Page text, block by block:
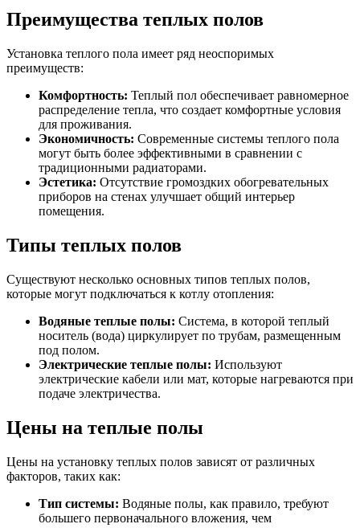
Преимущества теплых полов
Установка теплого пола имеет ряд неоспоримых
преимуществ:
Комфортность: Теплый пол обеспечивает равномерное
распределение тепла, что создает комфортные условия
для проживания.
Экономичность: Современные системы теплого пола
могут быть более эффективными в сравнении с
традиционными радиаторами.
Эстетика: Отсутствие громоздких обогревательных
приборов на стенах улучшает общий интерьер
помещения.
Типы теплых полов
Существуют несколько основных типов теплых полов,
которые могут подключаться к котлу отопления:
Водяные теплые полы: Система, в которой теплый
носитель (вода) циркулирует по трубам, размещенным
под полом.
Электрические теплые полы: Используют
электрические кабели или мат, которые нагреваются при
подаче электричества.
Цены на теплые полы
Цены на установку теплых полов зависят от различных
факторов, таких как:
Тип системы: Водяные полы, как правило, требуют
большего первоначального вложения, чем